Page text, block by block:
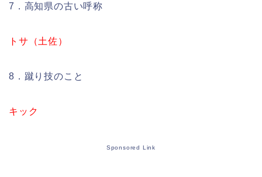
7．高知県の古い呼称
トサ（土佐）
8．蹴り技のこと
キック
Sponsored Link